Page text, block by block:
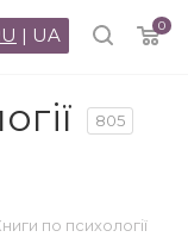
0
| UA
805
по психології